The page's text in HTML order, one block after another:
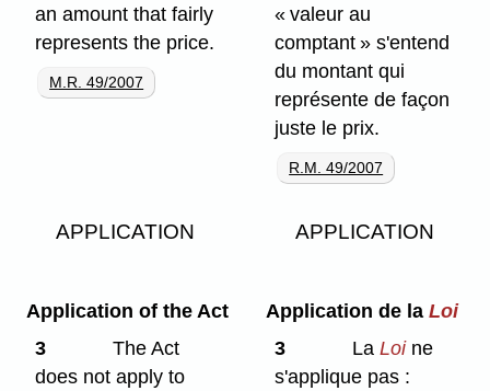
an amount that fairly
represents the price.
M.R. 49/2007
« valeur au
comptant » s'entend
du montant qui
représente de façon
juste le prix.
R.M. 49/2007
APPLICATION APPLICATION
Application of the Act
3
The Act
does not apply to
Application de la Loi
3
La Loine
s'applique pas :